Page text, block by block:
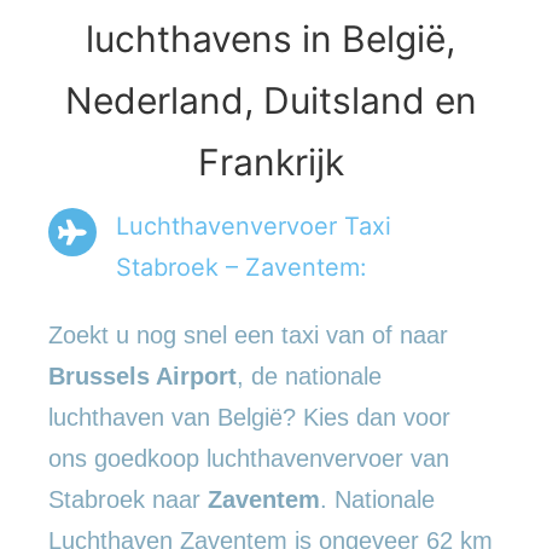
luchthavens in België,
Nederland, Duitsland en
Frankrijk
Luchthavenvervoer Taxi
Stabroek – Zaventem:
Zoekt u nog snel een taxi van of naar
Brussels Airport, de nationale
luchthaven van België? Kies dan voor
ons goedkoop luchthavenvervoer van
Stabroek naar Zaventem. Nationale
Luchthaven Zaventem is ongeveer 62 km